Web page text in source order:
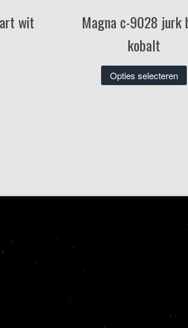
wit
Magna c-9028 jurk
kobalt
Opties selecteren